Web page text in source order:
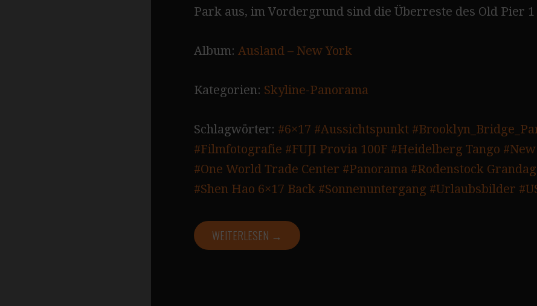
Park aus, im Vordergrund sind die Überreste des Old Pier 1
Album: Ausland – New York
Kategorien: Skyline-Panorama
Schlagwörter: #6×17 #Aussichtspunkt
#Filmfotografie #FUJI Provia 100F #Heidelberg Tango
#One World Trade Center #Panorama #Rodenstock
#Shen Hao 6×17 Back #Sonnenuntergang #Urlaubsbilder
WEITERLESEN →